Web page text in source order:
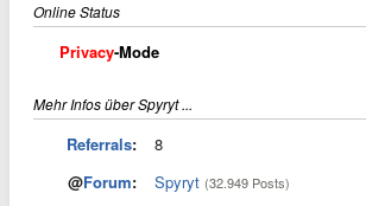
Online Status
Privacy-Mode
Mehr Infos über Spyryt ...
Referrals:
8
@Forum: Spyryt (32.949 Posts)